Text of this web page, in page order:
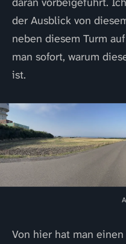
der Ausblick von
neben diesem Turm
man sofort, warum
ist.
Von hier hat man